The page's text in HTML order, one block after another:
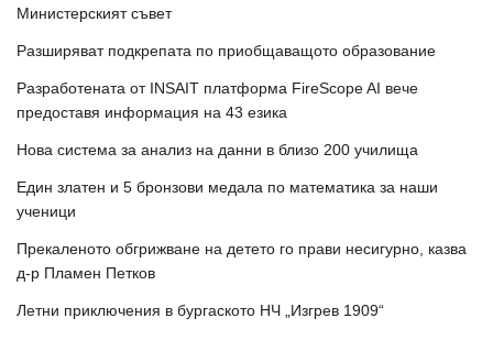
Министерският съвет
Разширяват подкрепата по приобщаващото образование
Разработената от INSAIT платформа FireScope AI вече
предоставя информация на 43 езика
Нова система за анализ на данни в близо 200 училища
Един златен и 5 бронзови медала по математика за наши
ученици
Прекаленото обгрижване на детето го прави несигурно, казва
д-р Пламен Петков
Летни приключения в бургаското НЧ „Изгрев 1909“